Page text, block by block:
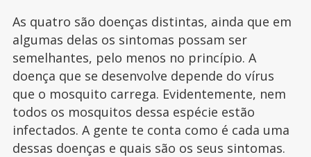
As quatro são doenças distintas, ainda que em
algumas delas os sintomas possam ser
semelhantes, pelo menos no princípio. A
doença que se desenvolve depende do vírus
que o mosquito carrega. Evidentemente, nem
todos os mosquitos dessa espécie estão
infectados. A gente te conta como é cada uma
dessas doenças e quais são os seus sintomas.